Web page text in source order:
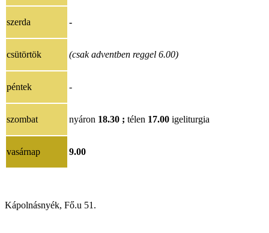
szerda -
csütörtök (csak adventben reggel 6.00)
péntek -
szombat nyáron 18.30 ; télen 17.00 igeliturgia
vasárnap 9.00
Kápolnásnyék, Fő.u 51.